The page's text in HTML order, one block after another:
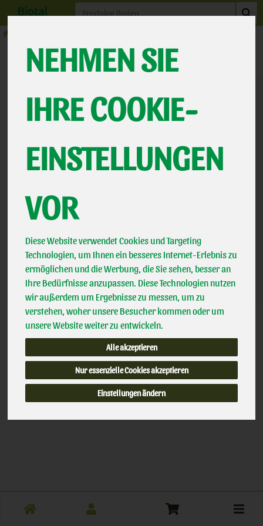
NEHMEN SIE
IHRE COOKIE-
EINSTELLUNGEN
VOR
Diese Website verwendet Cookies und Targeting
Technologien, um Ihnen ein besseres Internet-Erlebnis zu
ermöglichen und die Werbung, die Sie sehen, besser an
Ihre Bedürfnisse anzupassen. Diese Technologien nutzen
wir außerdem um Ergebnisse zu messen, um zu
verstehen, woher unsere Besucher kommen oder um
unsere Website weiter zu entwickeln.
Alle akzeptieren
Nur essenzielle Cookies akzeptieren
Einstellungen ändern
Produkte Milchprodukte Biotal Kaese
PRODUKT
200G" NICHT
VERFÜGBAR.
Das von Ihnen gesuchte Produkt ist leider zur Zeit nicht
verfügbar.
Toggle